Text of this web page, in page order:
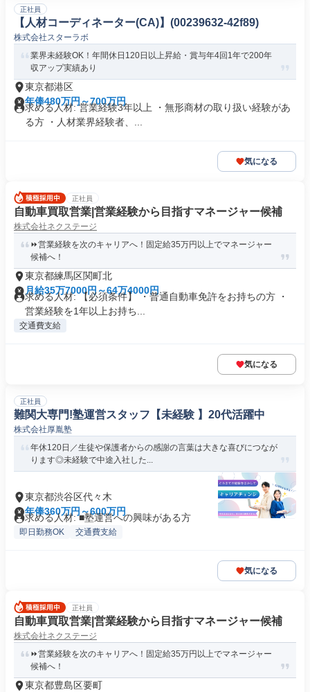
正社員
【人材コーディネーター(CA)】(00239632-42f89)
株式会社スターラボ
業界未経験OK！年間休日120日以上昇給・賞与年4回1年で200年
収アップ実績あり
東京都港区
年俸480万円～700万円
求める人材: 営業経験3年以上 ・無形商材の取り扱い経験があ
る方 ・人材業界経験者、...
気になる
正社員
自動車買取営業|営業経験から目指すマネージャー候補
株式会社ネクステージ
⏩️営業経験を次のキャリアへ！固定給35万円以上でマネージャー
候補へ！
東京都練馬区関町北
月給35万7000円～64万4000円
求める人材: 【必須条件】 ・普通自動車免許をお持ちの方 ・
営業経験を1年以上お持ち...
交通費支給
気になる
正社員
難関大専門!塾運営スタッフ【未経験 】20代活躍中
株式会社厚胤塾
年休120日／生徒や保護者からの感謝の言葉は大きな喜びにつなが
ります◎未経験で中途入社した...
東京都渋谷区代々木
年俸360万円～600万円
求める人材: ■塾運営への興味がある方
即日勤務OK 交通費支給
気になる
正社員
自動車買取営業|営業経験から目指すマネージャー候補
株式会社ネクステージ
⏩️営業経験を次のキャリアへ！固定給35万円以上でマネージャー
候補へ！
東京都豊島区要町